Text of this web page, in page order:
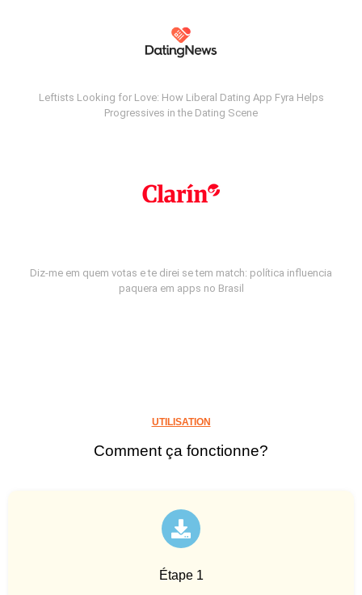
Leftists Looking for Love: How Liberal Dating App Fyra Helps
Progressives in the Dating Scene
Diz-me em quem votas e te direi se tem match: política influencia
paquera em apps no Brasil
UTILISATION
Comment ça fonctionne?
Étape 1